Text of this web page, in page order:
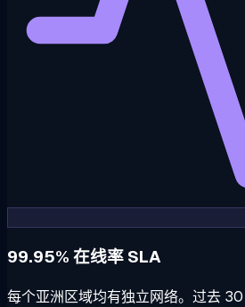
99.95% 在线率 SLA
每个亚洲区域均有独立网络。过去